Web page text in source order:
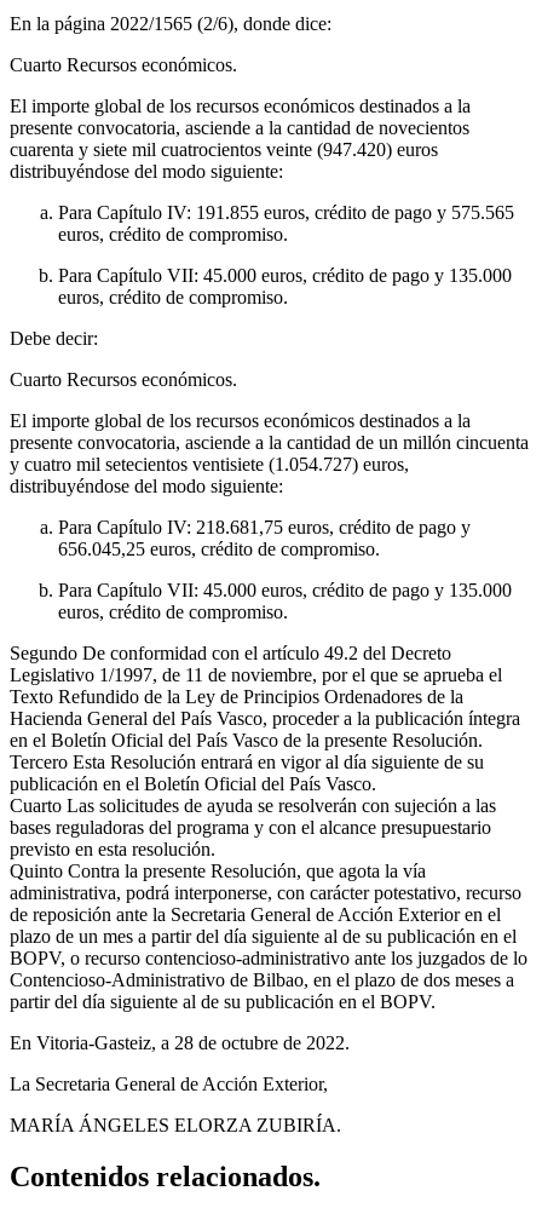
En la página 2022/1565 (2/6), donde dice:
Cuarto Recursos económicos.
El importe global de los recursos económicos destinados a la
presente convocatoria, asciende a la cantidad de novecientos
cuarenta y siete mil cuatrocientos veinte (947.420) euros
distribuyéndose del modo siguiente:
Para Capítulo IV: 191.855 euros, crédito de pago y 575.565
euros, crédito de compromiso.
Para Capítulo VII: 45.000 euros, crédito de pago y 135.000
euros, crédito de compromiso.
Debe decir:
Cuarto Recursos económicos.
El importe global de los recursos económicos destinados a la
presente convocatoria, asciende a la cantidad de un millón cincuenta
y cuatro mil setecientos ventisiete (1.054.727) euros,
distribuyéndose del modo siguiente:
Para Capítulo IV: 218.681,75 euros, crédito de pago y
656.045,25 euros, crédito de compromiso.
Para Capítulo VII: 45.000 euros, crédito de pago y 135.000
euros, crédito de compromiso.
Segundo De conformidad con el artículo 49.2 del Decreto
Legislativo 1/1997, de 11 de noviembre, por el que se aprueba el
Texto Refundido de la Ley de Principios Ordenadores de la
Hacienda General del País Vasco, proceder a la publicación íntegra
en el Boletín Oficial del País Vasco de la presente Resolución.
Tercero Esta Resolución entrará en vigor al día siguiente de su
publicación en el Boletín Oficial del País Vasco.
Cuarto Las solicitudes de ayuda se resolverán con sujeción a las
bases reguladoras del programa y con el alcance presupuestario
previsto en esta resolución.
Quinto Contra la presente Resolución, que agota la vía
administrativa, podrá interponerse, con carácter potestativo, recurso
de reposición ante la Secretaria General de Acción Exterior en el
plazo de un mes a partir del día siguiente al de su publicación en el
BOPV, o recurso contencioso-administrativo ante los juzgados de lo
Contencioso-Administrativo de Bilbao, en el plazo de dos meses a
partir del día siguiente al de su publicación en el BOPV.
En Vitoria-Gasteiz, a 28 de octubre de 2022.
La Secretaria General de Acción Exterior,
MARÍA ÁNGELES ELORZA ZUBIRÍA.
Contenidos relacionados.